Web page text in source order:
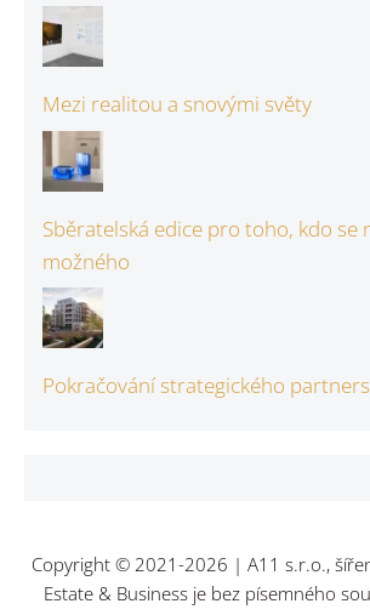
Mezi realitou a snovými světy
Sběratelská edice pro toho, kdo se
možného
Pokračování strategického
Copyright © 2021-2026 | A11 s.r.o.,
Estate & Business je bez písemného